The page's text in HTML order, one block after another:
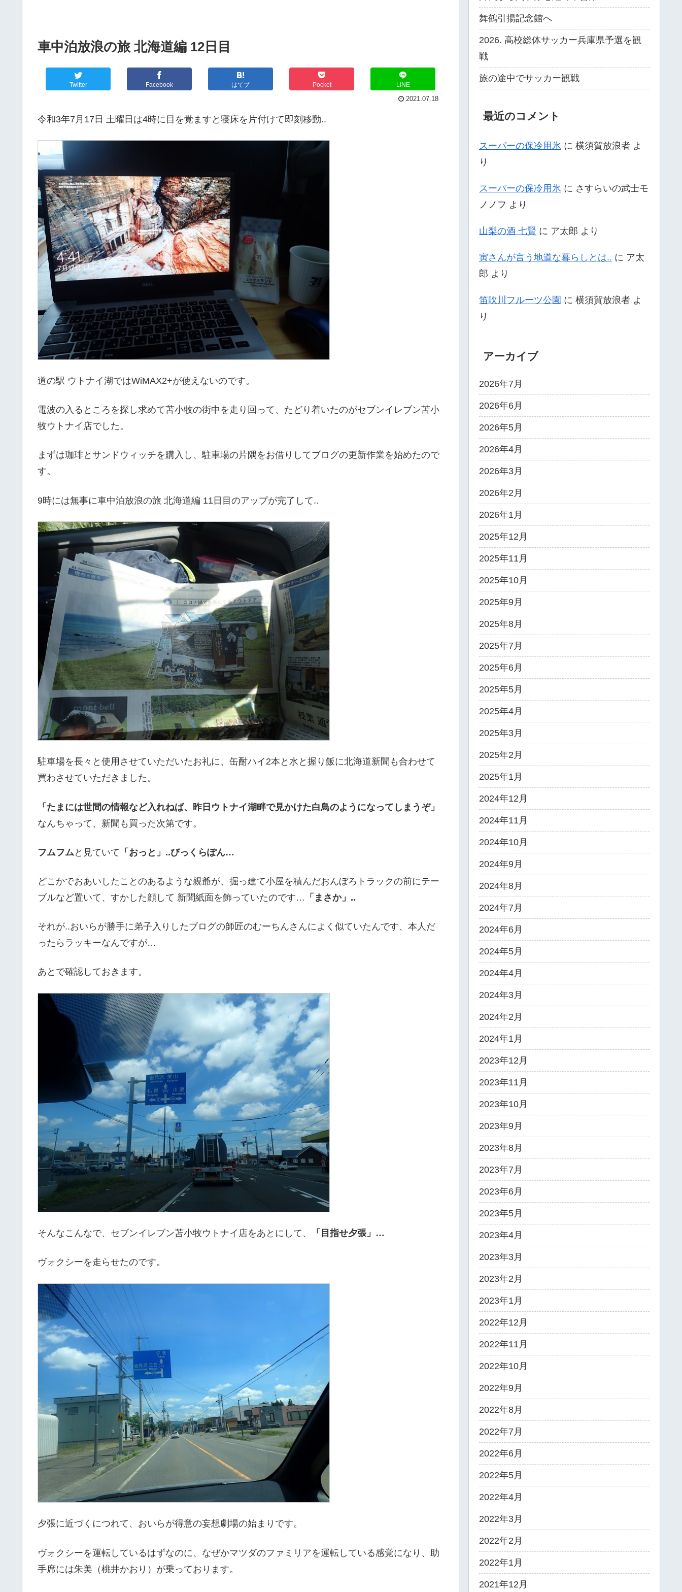
車中泊放浪の旅 北海道編 12日目
Twitter Facebook はてブ Pocket LINE
2021.07.18
令和3年7月17日 土曜日は4時に目を覚ますと寝床を片付けて即刻移動..
道の駅 ウトナイ湖ではWiMAX2+が使えないのです。
電波の入るところを探し求めて苫小牧の街中を走り回って、たどり着いたのがセブンイレブン苫小
牧ウトナイ店でした。
まずは珈琲とサンドウィッチを購入し、駐車場の片隅をお借りしてブログの更新作業を始めたので
す。
9時には無事に車中泊放浪の旅 北海道編 11日目のアップが完了して..
駐車場を長々と使用させていただいたお礼に、缶酎ハイ2本と水と握り飯に北海道新聞も合わせて
買わさせていただきました。
「たまには世間の情報など入れねば、昨日ウトナイ湖畔で見かけた白鳥のようになってしまうぞ」
なんちゃって、新聞も買った次第です。
フムフム と見ていて 「おっと」..びっくらぽん…
どこかでおあいしたことのあるような親爺が、掘っ建て小屋を積んだおんぼろトラックの前にテー
ブルなど置いて、すかした顔して 新聞紙面を飾っていたのです… 「まさか」..
それが..おいらが勝手に弟子入りしたブログの師匠のむーちんさんによく似ていたんです、本人だ
ったらラッキーなんですが…
あとで確認しておきます。
そんなこんなで、セブンイレブン苫小牧ウトナイ店をあとにして、 「目指せ夕張」…
ヴォクシーを走らせたのです。
夕張に近づくにつれて、おいらが得意の妄想劇場の始まりです。
ヴォクシーを運転しているはずなのに、なぜかマツダのファミリアを運転している感覚になり、助
手席には朱美（桃井かおり）が乗っております。
舞鶴引揚記念館へ
2026. 高校総体サッカー兵庫県予選を観
戦
旅の途中でサッカー観戦
最近のコメント
スーパーの保冷用氷 に 横須賀放浪者 よ
り
スーパーの保冷用氷 に さすらいの武士モ
ノノフ より
山梨の酒 七賢 に ア太郎 より
寅さんが言う地道な暮らしとは.. に ア太
郎 より
笛吹川フルーツ公園 に 横須賀放浪者 よ
り
アーカイブ
2026年7月
2026年6月
2026年5月
2026年4月
2026年3月
2026年2月
2026年1月
2025年12月
2025年11月
2025年10月
2025年9月
2025年8月
2025年7月
2025年6月
2025年5月
2025年4月
2025年3月
2025年2月
2025年1月
2024年12月
2024年11月
2024年10月
2024年9月
2024年8月
2024年7月
2024年6月
2024年5月
2024年4月
2024年3月
2024年2月
2024年1月
2023年12月
2023年11月
2023年10月
2023年9月
2023年8月
2023年7月
2023年6月
2023年5月
2023年4月
2023年3月
2023年2月
2023年1月
2022年12月
2022年11月
2022年10月
2022年9月
2022年8月
2022年7月
2022年6月
2022年5月
2022年4月
2022年3月
2022年2月
2022年1月
2021年12月